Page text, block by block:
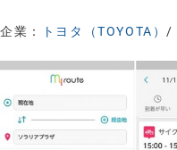
企業： トヨタ（TOYOTA）/